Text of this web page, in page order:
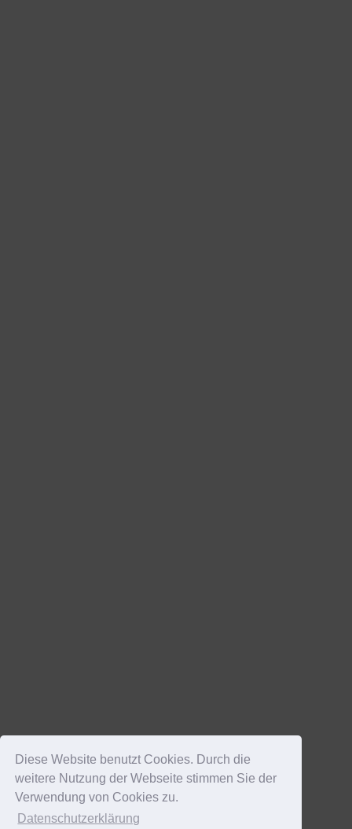
Diese Website benutzt Cookies. Durch die
weitere Nutzung der Webseite stimmen Sie der
Verwendung von Cookies zu.
Datenschutzerklärung